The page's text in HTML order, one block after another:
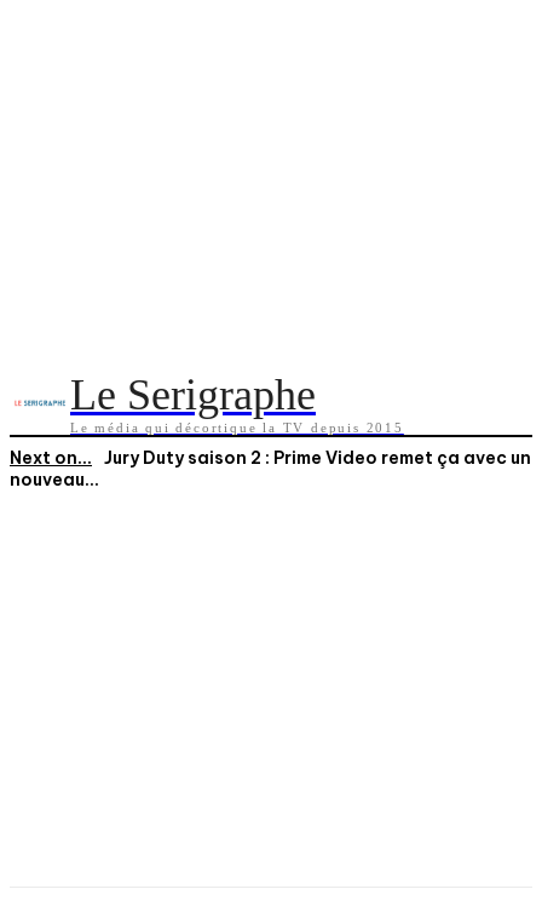
Le Serigraphe
Le média qui décortique la TV depuis 2015
Next on...
Jury Duty saison 2 : Prime Video remet ça avec un
nouveau...